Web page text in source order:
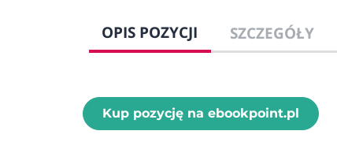
OPIS POZYCJI SZCZEGÓŁY
Kup pozycję na ebookpoint.pl